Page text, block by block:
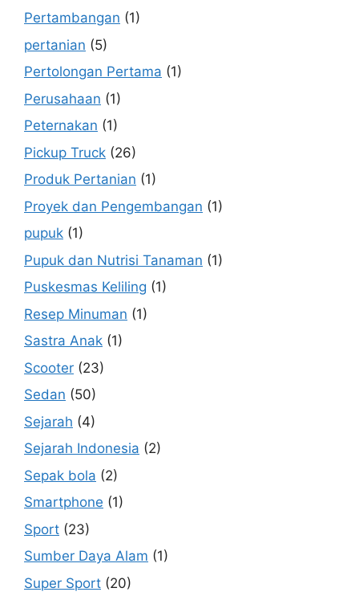
Pertambangan (1)
pertanian (5)
Pertolongan Pertama (1)
Perusahaan (1)
Peternakan (1)
Pickup Truck (26)
Produk Pertanian (1)
Proyek dan Pengembangan (1)
pupuk (1)
Pupuk dan Nutrisi Tanaman (1)
Puskesmas Keliling (1)
Resep Minuman (1)
Sastra Anak (1)
Scooter (23)
Sedan (50)
Sejarah (4)
Sejarah Indonesia (2)
Sepak bola (2)
Smartphone (1)
Sport (23)
Sumber Daya Alam (1)
Super Sport (20)